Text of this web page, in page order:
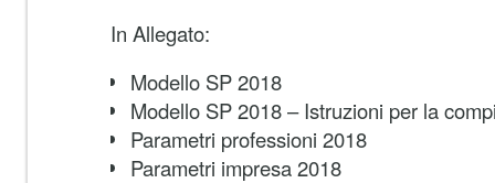
In Allegato:
Modello SP 2018
Modello SP 2018 – Istruzioni per la
Parametri professioni 2018
Parametri impresa 2018